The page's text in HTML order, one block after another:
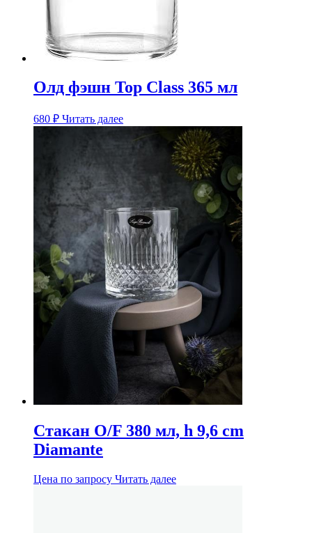
Олд фэшн Top Class 365 мл
680 ₽ Читать далее
Стакан O/F 380 мл, h 9,6 cm
Diamante
Цена по запросу Читать далее